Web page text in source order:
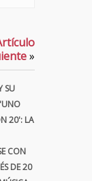
»
SU
20': LA
CON
DE 20